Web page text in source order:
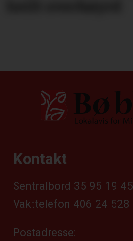
Kontakt
Sentralbord 35 95 19 45
Vakttelefon 406 24 528
Postadresse: